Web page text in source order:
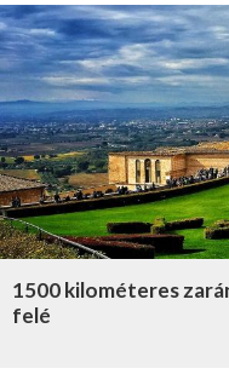
1500 kilométeres
felé